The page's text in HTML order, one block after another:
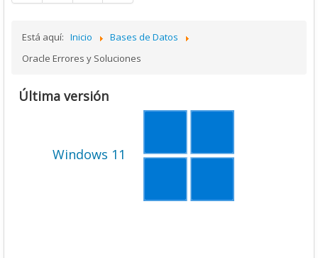
Está aquí: Inicio
Bases de Datos
Oracle Errores y Soluciones
Última versión
Windows 11